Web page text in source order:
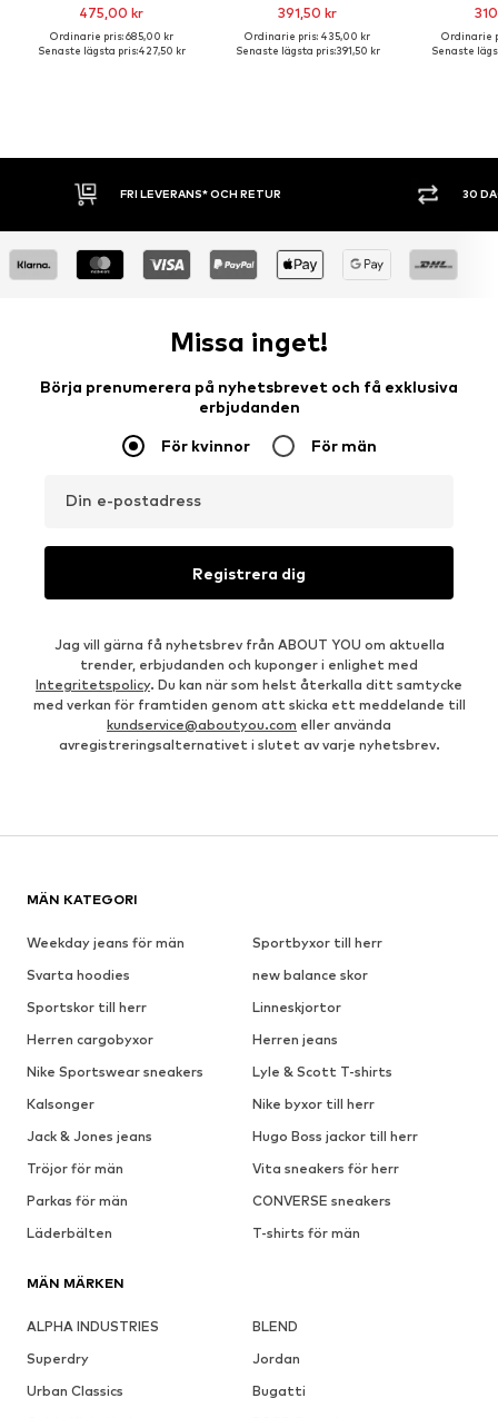
475,00 kr
Ordinarie pris: 685,00 kr
Senaste lägsta pris:427,50 kr
391,50 kr
Ordinarie pris: 435,00 kr
Senaste lägsta pris:391,50 kr
Ordinarie
Senaste
30 DAGARS ÖPPET KÖP SHOPPA NU.
Missa inget!
Börja prenumerera på nyhetsbrevet och få exklusiva
erbjudanden
För kvinnor För män
Din e-postadress
Registrera dig
Jag vill gärna få nyhetsbrev från ABOUT YOU om aktuella
trender, erbjudanden och kuponger i enlighet med
Integritetspolicy. Du kan när som helst återkalla ditt samtycke
med verkan för framtiden genom att skicka ett meddelande till
kundservice@aboutyou.com eller använda
avregistreringsalternativet i slutet av varje nyhetsbrev.
MÄN KATEGORI
Weekday jeans för män
Sportbyxor till herr
Svarta hoodies
new balance skor
Sportskor till herr
Linneskjortor
Herren cargobyxor
Herren jeans
Nike Sportswear sneakers
Lyle & Scott T-shirts
Kalsonger
Nike byxor till herr
Jack & Jones jeans
Hugo Boss jackor till herr
Tröjor för män
Vita sneakers för herr
Parkas för män
CONVERSE sneakers
Läderbälten
T-shirts för män
MÄN MÄRKEN
ALPHA INDUSTRIES
BLEND
Superdry
Jordan
Urban Classics
Bugatti